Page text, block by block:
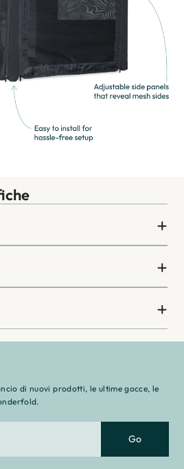
di nuovi prodotti, le ultime gocce, le
Go